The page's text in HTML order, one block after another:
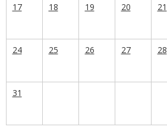
17
18 19 20 21
24 25 26 27 28
31